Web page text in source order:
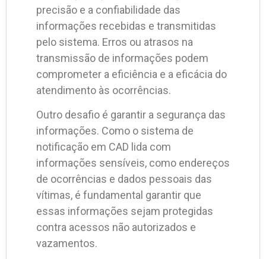
precisão e a confiabilidade das
informações recebidas e transmitidas
pelo sistema. Erros ou atrasos na
transmissão de informações podem
comprometer a eficiência e a eficácia do
atendimento às ocorrências.
Outro desafio é garantir a segurança das
informações. Como o sistema de
notificação em CAD lida com
informações sensíveis, como endereços
de ocorrências e dados pessoais das
vítimas, é fundamental garantir que
essas informações sejam protegidas
contra acessos não autorizados e
vazamentos.